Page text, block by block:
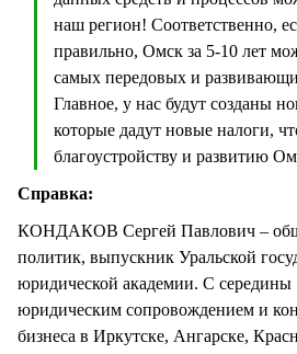
наш регион! Соответственно,
правильно, Омск за 5-10 лет
самых передовых и
Главное, у нас будут созданы
которые дадут новые налоги,
благоустройству и развитию
Справка:
КОНДАКОВ Сергей Павлович –
политик, выпускник Уральской
юридической академии. С середины
юридическим сопровождением и
бизнеса в Иркутске, Ангарске,